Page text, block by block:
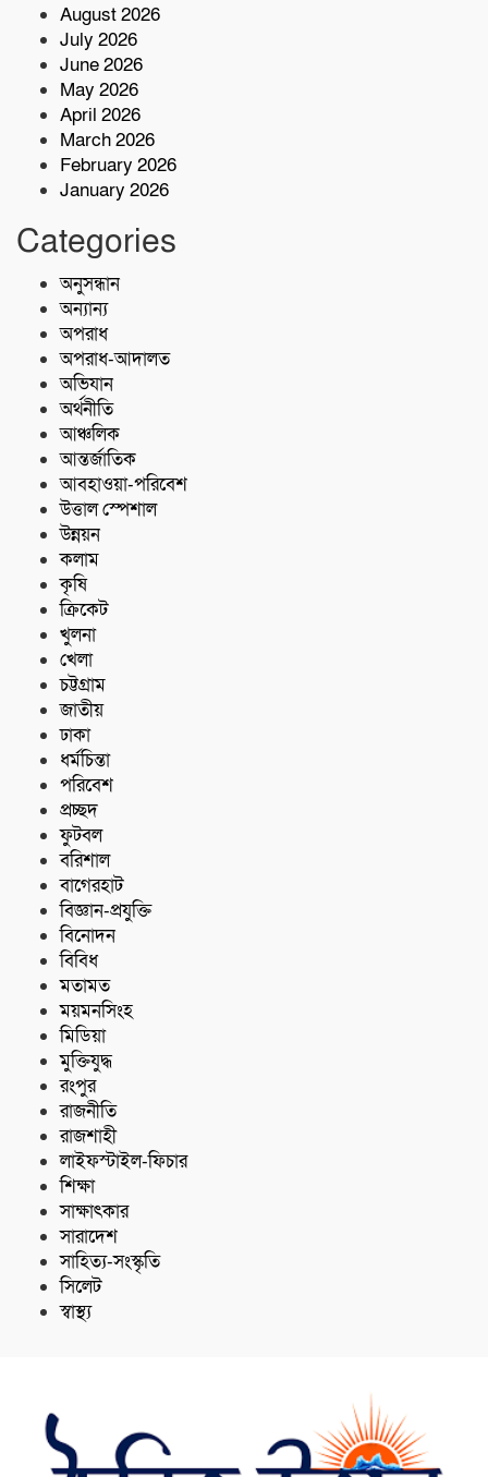
শরণখোলায় মাদকবিরোধী সাঁড়াশি অভিযান
August 2026
July 2026
June 2026
May 2026
April 2026
March 2026
February 2026
January 2026
Categories
অনুসন্ধান
অন্যান্য
অপরাধ
অপরাধ-আদালত
অভিযান
অর্থনীতি
আঞ্চলিক
আন্তর্জাতিক
আবহাওয়া-পরিবেশ
উত্তাল স্পেশাল
উন্নয়ন
কলাম
কৃষি
ক্রিকেট
খুলনা
খেলা
চট্টগ্রাম
জাতীয়
ঢাকা
ধর্মচিন্তা
পরিবেশ
প্রচ্ছদ
ফুটবল
বরিশাল
বাগেরহাট
বিজ্ঞান-প্রযুক্তি
বিনোদন
বিবিধ
মতামত
ময়মনসিংহ
মিডিয়া
মুক্তিযুদ্ধ
রংপুর
রাজনীতি
রাজশাহী
লাইফস্টাইল-ফিচার
শিক্ষা
সাক্ষাৎকার
সারাদেশ
সাহিত্য-সংস্কৃতি
সিলেট
স্বাস্থ্য